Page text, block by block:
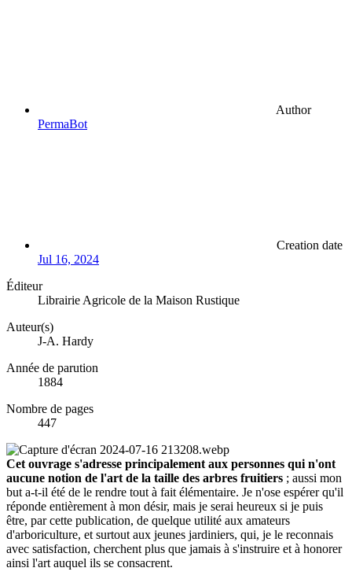
Author
PermaBot
Creation date
Jul 16, 2024
Éditeur
Librairie Agricole de la Maison Rustique
Auteur(s)
J-A. Hardy
Année de parution
1884
Nombre de pages
447
Cet ouvrage s'adresse principalement aux personnes qui n'ont
aucune notion de l'art de la taille des arbres fruitiers ; aussi mon
but a-t-il été de le rendre tout à fait élémentaire. Je n'ose espérer qu'il
réponde entièrement à mon désir, mais je serai heureux si je puis
être, par cette publication, de quelque utilité aux amateurs
d'arboriculture, et surtout aux jeunes jardiniers, qui, je le reconnais
avec satisfaction, cherchent plus que jamais à s'instruire et à honorer
ainsi l'art auquel ils se consacrent.